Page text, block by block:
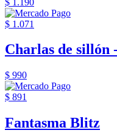
$ 1.071
Charlas de sillón
$ 990
$ 891
Fantasma Blitz